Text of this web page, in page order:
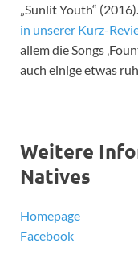
„Sunlit Youth“
in unserer Kurz-
allem die Songs
auch einige etwas
Weitere
Natives
Homepage
Facebook